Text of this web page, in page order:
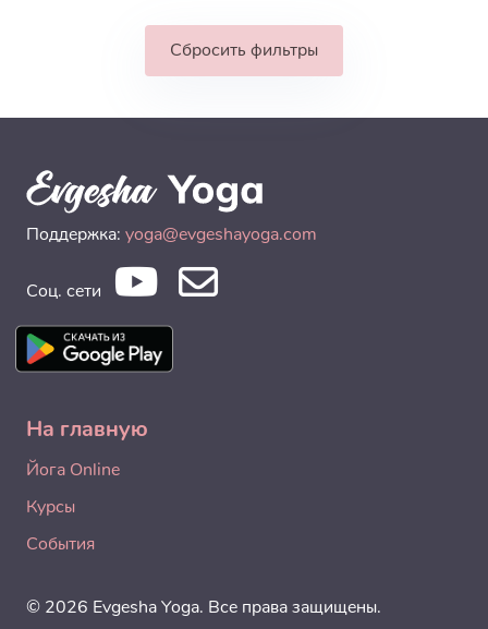
Сбросить фильтры
Поддержка: yoga@evgeshayoga.com
Соц. сети
На главную
Йога Online
Курсы
События
© 2026 Evgesha Yoga. Все права защищены.